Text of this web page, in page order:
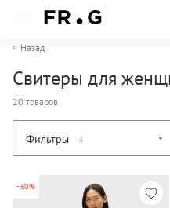
Назад
Свитеры для
20 товаров
Фильтры 4
-60%